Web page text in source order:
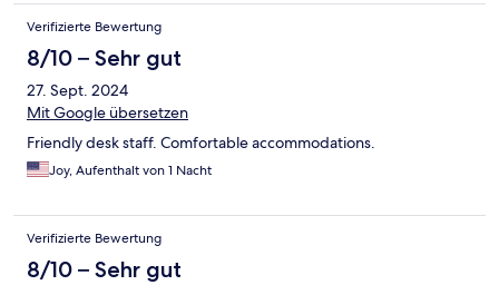
Verifizierte Bewertung
8/10 – Sehr gut
27. Sept. 2024
Mit Google übersetzen
Friendly desk staff. Comfortable accommodations.
Joy, Aufenthalt von 1 Nacht
Verifizierte Bewertung
8/10 – Sehr gut